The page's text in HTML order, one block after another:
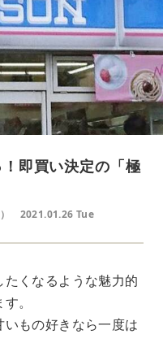
！即買い決定の「極
2021.01.26 Tue
くなるような魅力的
。
もの好きなら一度は